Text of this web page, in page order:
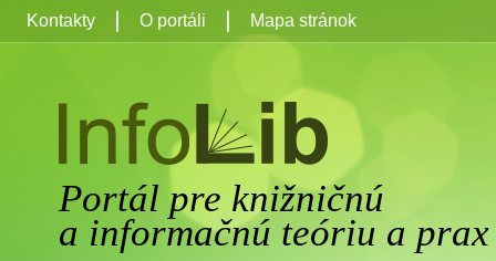
Portál pre knižničnú
a informačnú teóriu a prax
Kontakty O portáli Mapa stránok